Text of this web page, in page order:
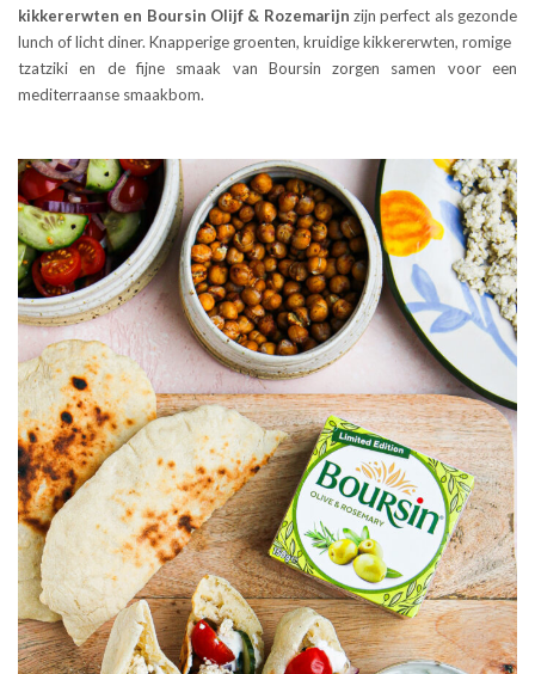
kikkererwten en Boursin Olijf & Rozemarijn zijn perfect als gezonde
lunch of licht diner. Knapperige groenten, kruidige kikkererwten, romige
tzatziki en de fijne smaak van Boursin zorgen samen voor een
mediterraanse smaakbom.